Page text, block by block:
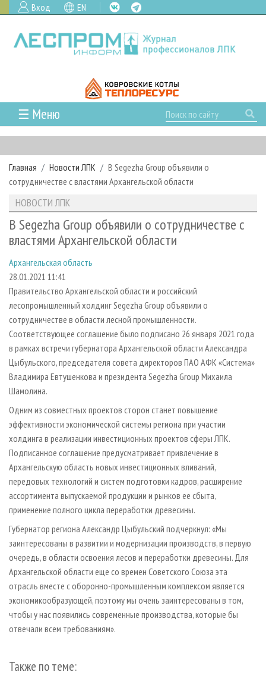
Вход EN
☰ Меню
ГЛАВНАЯ
РУБРИКИ И ТЕМЫ
РУБРИКИ ЖУРНАЛА
ЛЕСОЗАГОТОВКА
ЛЕСОПИЛЕНИЕ
СУШКА ДРЕВЕСИНЫ
ПРОИЗВОДСТВО ДРЕВЕСНЫХ ПЛИТ
ДЕРЕВЯННОЕ ДОМОСТРОЕНИЕ
ПРОИЗВОДСТВО МЕБЕЛИ
БИОЭНЕРГЕТИКА
ЦБП
ИНСТРУМЕНТ И МАТЕРИАЛЫ
НОВОСТИ
НОВОСТИ ЛПК
НОВОСТИ ЖУРНАЛА
ПРОЕКТЫ ЛПИ
АНАЛИТИКА
ПРЕДПРИЯТИЯ ЛПК
ПЕРСОНЫ
МОБИЛЬНЫЕ ВЫСТАВКИ
ОФИЦИАЛЬНЫЕ ДЕЛЕГАЦИИ
ПРИОРИТЕТНЫЕ ИНВЕСТПРОЕКТЫ
RUSSIAN FORESTRY REVIEW
ГАЗЕТА ЛЕСПРОМФОРУМ
БИБЛИОТЕКА СПЕЦИАЛИСТА
АРХИВ
АРХИВ ЖУРНАЛОВ
О ЖУРНАЛЕ
ПОДПИСКА
КОНТАКТЫ
РЕКЛАМОДАТЕЛЯМ
РЕКЛАМА
РЕКЛАМА НА САЙТЕ
Главная Новости ЛПК
В Segezha Group объявили о
сотрудничестве с властями Архангельской области
НОВОСТИ ЛПК
В Segezha Group объявили о сотрудничестве с
властями Архангельской области
Архангельская область
28.01.2021 11:41
Правительство Архангельской области и российский
лесопромышленный холдинг Segezha Group объявили о
сотрудничестве в области лесной промышленности.
Соответствующее соглашение было подписано 26 января 2021 года
в рамках встречи губернатора Архангельской области Александра
Цыбульского, председателя совета директоров ПАО АФК «Система»
Владимира Евтушенкова и президента Segezha Group Михаила
Шамолина.
Одним из совместных проектов сторон станет повышение
эффективности экономической системы региона при участии
холдинга в реализации инвестиционных проектов сферы ЛПК.
Подписанное соглашение предусматривает привлечение в
Архангельскую область новых инвестиционных вливаний,
передовых технологий и систем подготовки кадров, расширение
ассортимента выпускаемой продукции и рынков ее сбыта,
применение полного цикла переработки древесины.
Губернатор региона Александр Цыбульский подчеркнул: «Мы
заинтересованы в развитии и модернизации производств, в первую
очередь, в области освоения лесов и переработки древесины. Для
Архангельской области еще со времен Советского Союза эта
отрасль вместе с оборонно-промышленным комплексом является
экономикообразующей, поэтому мы очень заинтересованы в том,
чтобы у нас появились современные производства, которые бы
отвечали всем требованиям».
Также по теме: